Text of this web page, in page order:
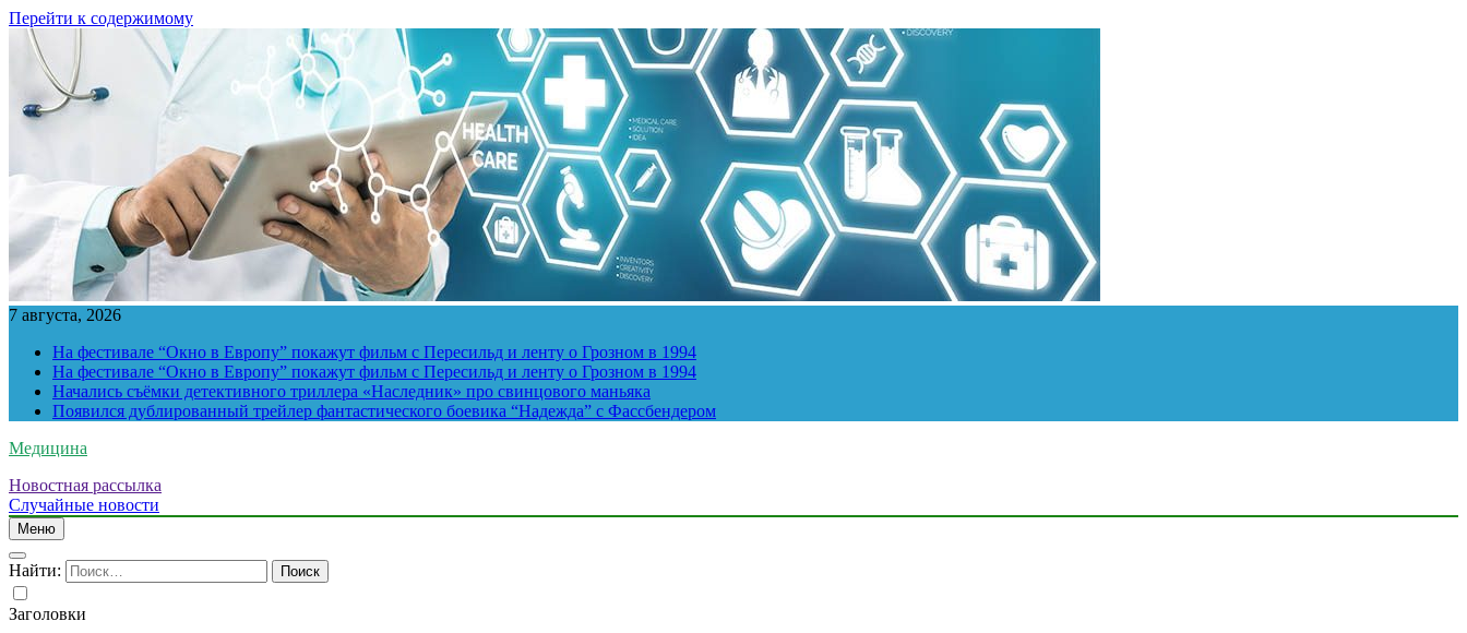
Перейти к содержимому
7 августа, 2026
На фестивале “Окно в Европу” покажут фильм с Пересильд и ленту о Грозном в 1994
На фестивале “Окно в Европу” покажут фильм с Пересильд и ленту о Грозном в 1994
Начались съёмки детективного триллера «Наследник» про свинцового маньяка
Появился дублированный трейлер фантастического боевика “Надежда” с Фассбендером
Медицина
Новостная рассылка
Случайные новости
Меню
Найти:
Заголовки